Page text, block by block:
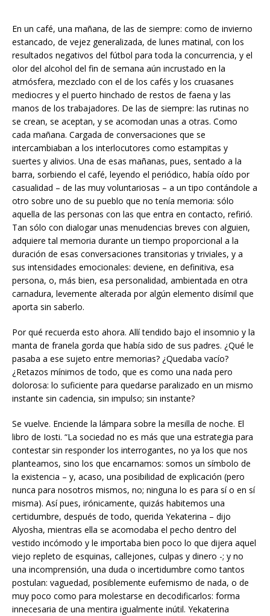
En un café, una mañana, de las de siempre: como de invierno
estancado, de vejez generalizada, de lunes matinal, con los
resultados negativos del fútbol para toda la concurrencia, y el
olor del alcohol del fin de semana aún incrustado en la
atmósfera, mezclado con el de los cafés y los cruasanes
mediocres y el puerto hinchado de restos de faena y las
manos de los trabajadores. De las de siempre: las rutinas no
se crean, se aceptan, y se acomodan unas a otras. Como
cada mañana. Cargada de conversaciones que se
intercambiaban a los interlocutores como estampitas y
suertes y alivios. Una de esas mañanas, pues, sentado a la
barra, sorbiendo el café, leyendo el periódico, había oído por
casualidad – de las muy voluntariosas – a un tipo contándole a
otro sobre uno de su pueblo que no tenía memoria: sólo
aquella de las personas con las que entra en contacto, refirió.
Tan sólo con dialogar unas menudencias breves con alguien,
adquiere tal memoria durante un tiempo proporcional a la
duración de esas conversaciones transitorias y triviales, y a
sus intensidades emocionales: deviene, en definitiva, esa
persona, o, más bien, esa personalidad, ambientada en otra
carnadura, levemente alterada por algún elemento disímil que
aporta sin saberlo.
Por qué recuerda esto ahora. Allí tendido bajo el insomnio y la
manta de franela gorda que había sido de sus padres. ¿Qué le
pasaba a ese sujeto entre memorias? ¿Quedaba vacío?
¿Retazos mínimos de todo, que es como una nada pero
dolorosa: lo suficiente para quedarse paralizado en un mismo
instante sin cadencia, sin impulso; sin instante?
Se vuelve. Enciende la lámpara sobre la mesilla de noche. El
libro de Iosti. “La sociedad no es más que una estrategia para
contestar sin responder los interrogantes, no ya los que nos
planteamos, sino los que encarnamos: somos un símbolo de
la existencia – y, acaso, una posibilidad de explicación (pero
nunca para nosotros mismos, no; ninguna lo es para sí o en sí
misma). Así pues, irónicamente, quizás habitemos una
certidumbre, después de todo, querida Yekaterina – dijo
Alyosha, mientras ella se acomodaba el pecho dentro del
vestido incómodo y le importaba bien poco lo que dijera aquel
viejo repleto de esquinas, callejones, culpas y dinero -; y no
una incomprensión, una duda o incertidumbre como tantos
postulan: vaguedad, posiblemente eufemismo de nada, o de
muy poco como para molestarse en decodificarlos: forma
innecesaria de una mentira igualmente inútil. Yekaterina